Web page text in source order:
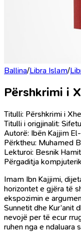
Ballina/Libra Islam/
Përshkrimi i
Titulli: Përshkrimi i
Titulli i origjinalit:
Autorë: Ibën Kajjim
Përktheu: Muhamed
Lekturoi: Besnik
Përgaditja
Imam Ibn Kajjimi,
horizontet e gjëra të
ekspozimin e
Sunnetit dhe Kur’anit
nevojë per të ecur
ruhen nga e ndaluara